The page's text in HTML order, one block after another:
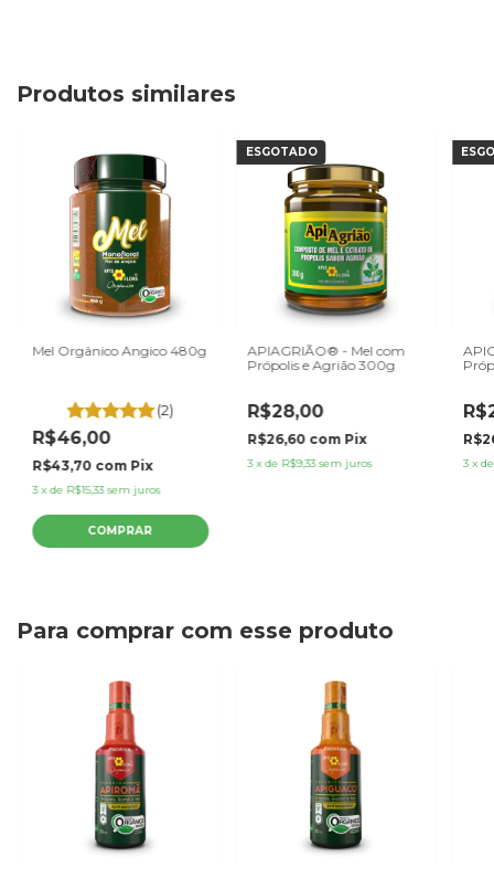
Produtos similares
Mel Orgânico Angico 480g
(2)
R$46,00
R$43,70 com Pix
3 xde R$15,33 sem juros
ESGOTADO
APIAGRIÃO® - Mel com
Própolis e Agrião 300g
R$28,00
R$26,60 com Pix
3 xde R$9,33 sem juros 3 x
Para comprar com esse produto